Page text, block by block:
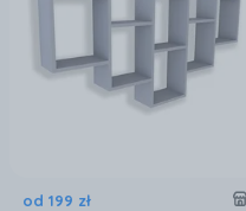
od 199 zł